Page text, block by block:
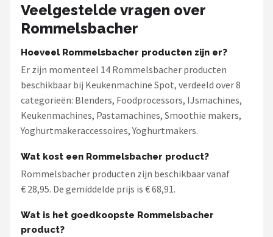
Veelgestelde vragen over
Rommelsbacher
Hoeveel Rommelsbacher producten zijn er?
Er zijn momenteel 14 Rommelsbacher producten
beschikbaar bij Keukenmachine Spot, verdeeld over 8
categorieën: Blenders, Foodprocessors, IJsmachines,
Keukenmachines, Pastamachines, Smoothie makers,
Yoghurtmakeraccessoires, Yoghurtmakers.
Wat kost een Rommelsbacher product?
Rommelsbacher producten zijn beschikbaar vanaf
€ 28,95. De gemiddelde prijs is € 68,91.
Wat is het goedkoopste Rommelsbacher
product?